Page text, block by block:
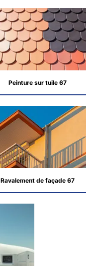
Peinture sur tuile 67
Ravalement de façade 67